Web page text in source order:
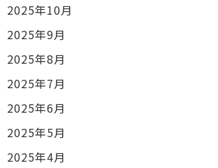
2025年10月
2025年9月
2025年8月
2025年7月
2025年6月
2025年5月
2025年4月